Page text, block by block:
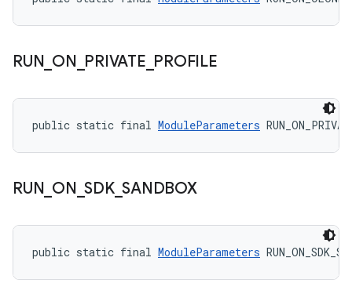
RUN ON PRIVATE PROFILE
public static final ModuleParameters
RUN ON _SDK_SANDBOX
public static final ModuleParameters